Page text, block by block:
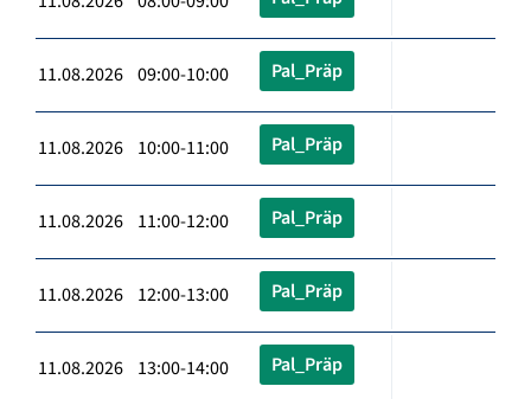
11.08.2026 09:00-10:00 Pal_Präp
11.08.2026 10:00-11:00 Pal_Präp
11.08.2026 11:00-12:00 Pal_Präp
11.08.2026 12:00-13:00 Pal_Präp
11.08.2026 13:00-14:00 Pal_Präp